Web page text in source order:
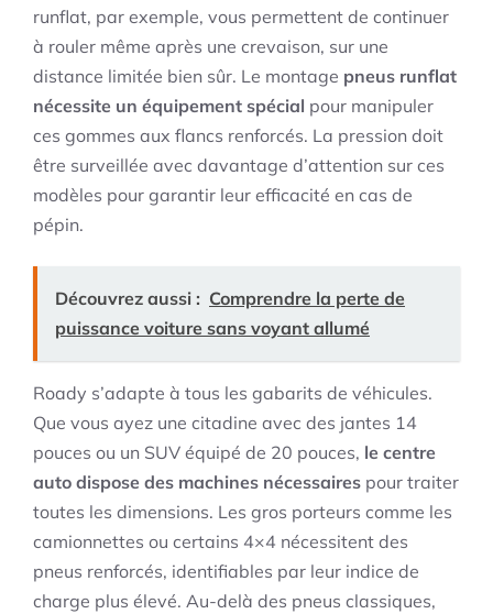
runflat, par exemple, vous permettent de continuer
à rouler même après une crevaison, sur une
distance limitée bien sûr. Le montage pneus runflat
nécessite un équipement spécial pour manipuler
ces gommes aux flancs renforcés. La pression doit
être surveillée avec davantage d’attention sur ces
modèles pour garantir leur efficacité en cas de
pépin.
Découvrez aussi : Comprendre la perte de
puissance voiture sans voyant allumé
Roady s’adapte à tous les gabarits de véhicules.
Que vous ayez une citadine avec des jantes 14
pouces ou un SUV équipé de 20 pouces, le centre
auto dispose des machines nécessaires pour traiter
toutes les dimensions. Les gros porteurs comme les
camionnettes ou certains 4×4 nécessitent des
pneus renforcés, identifiables par leur indice de
charge plus élevé. Au-delà des pneus classiques,